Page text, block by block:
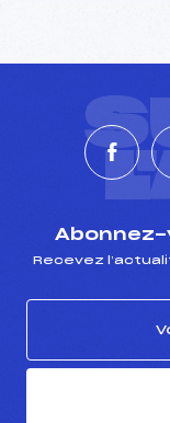
Recevez